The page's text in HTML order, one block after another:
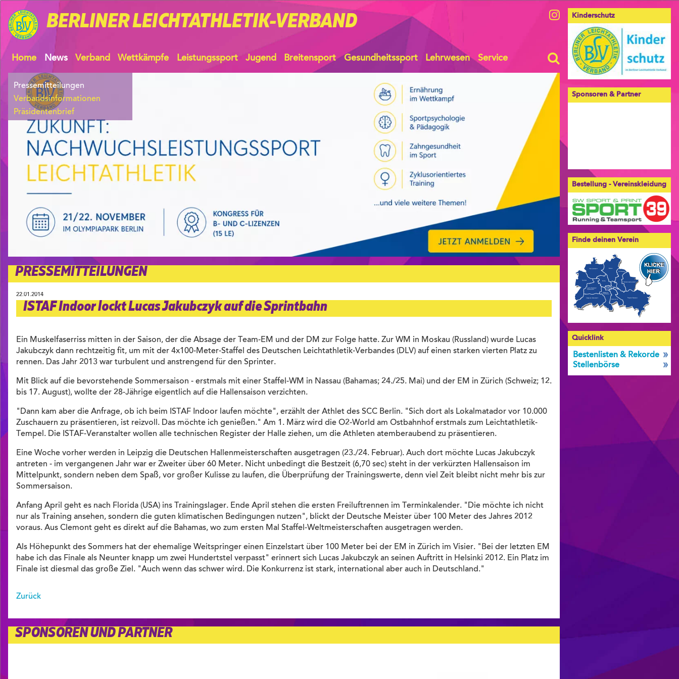
BERLINERLEICHTATHLETIK-VERBAND
Home News Verband Wettkämpfe Leistungssport Jugend Breitensport Gesundheitssport Lehrwesen Service
Pressemitteilungen
Verbandsinformationen
Präsidentenbrief
PRESSEMITTEILUNGEN
22.01.2014
ISTAF Indoor lockt Lucas Jakubczyk auf die Sprintbahn
Ein Muskelfaserriss mitten in der Saison, der die Absage der Team-EM und der DM zur Folge hatte. Zur WM in Moskau (Russland) wurde Lucas
Jakubczyk dann rechtzeitig fit, um mit der 4x100-Meter-Staffel des Deutschen Leichtathletik-Verbandes (DLV) auf einen starken vierten Platz zu
rennen. Das Jahr 2013 war turbulent und anstrengend für den Sprinter.
Mit Blick auf die bevorstehende Sommersaison - erstmals mit einer Staffel-WM in Nassau (Bahamas; 24./25. Mai) und der EM in Zürich (Schweiz; 12.
bis 17. August), wollte der 28-Jährige eigentlich auf die Hallensaison verzichten.
"Dann kam aber die Anfrage, ob ich beim ISTAF Indoor laufen möchte", erzählt der Athlet des SCC Berlin. "Sich dort als Lokalmatador vor 10.000
Zuschauern zu präsentieren, ist reizvoll. Das möchte ich genießen." Am 1. März wird die O2-World am Ostbahnhof erstmals zum Leichtathletik-
Tempel. Die ISTAF-Veranstalter wollen alle technischen Register der Halle ziehen, um die Athleten atemberaubend zu präsentieren.
Eine Woche vorher werden in Leipzig die Deutschen Hallenmeisterschaften ausgetragen (23./24. Februar). Auch dort möchte Lucas Jakubczyk
antreten - im vergangenen Jahr war er Zweiter über 60 Meter. Nicht unbedingt die Bestzeit (6,70 sec) steht in der verkürzten Hallensaison im
Mittelpunkt, sondern neben dem Spaß, vor großer Kulisse zu laufen, die Überprüfung der Trainingswerte, denn viel Zeit bleibt nicht mehr bis zur
Sommersaison.
Anfang April geht es nach Florida (USA) ins Trainingslager. Ende April stehen die ersten Freiluftrennen im Terminkalender. "Die möchte ich nicht
nur als Training ansehen, sondern die guten klimatischen Bedingungen nutzen", blickt der Deutsche Meister über 100 Meter des Jahres 2012
voraus. Aus Clemont geht es direkt auf die Bahamas, wo zum ersten Mal Staffel-Weltmeisterschaften ausgetragen werden.
Als Höhepunkt des Sommers hat der ehemalige Weitspringer einen Einzelstart über 100 Meter bei der EM in Zürich im Visier. "Bei der letzten EM
habe ich das Finale als Neunter knapp um zwei Hundertstel verpasst" erinnert sich Lucas Jakubczyk an seinen Auftritt in Helsinki 2012. Ein Platz im
Finale ist diesmal das große Ziel. "Auch wenn das schwer wird. Die Konkurrenz ist stark, international aber auch in Deutschland."
Zurück
SPONSOREN UND PARTNER
Kinderschutz
Sponsoren & Partner
Bestellung - Vereinskleidung
Finde deinen Verein
Quicklink
Bestenlisten & Rekorde
Stellenbörse